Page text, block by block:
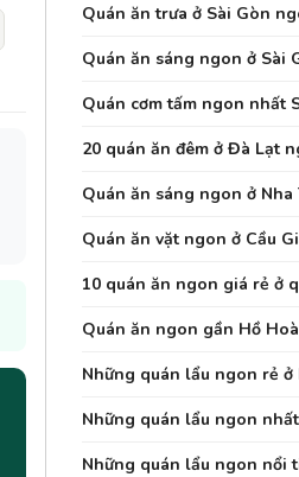
Quán ăn trưa ở Sài Gòn
Quán ăn sáng ngon ở Sài
Quán cơm tấm ngon nhất
20 quán ăn đêm ở Đà Lạt
Quán ăn sáng ngon ở Nha
Quán ăn vặt ngon ở Cầu
10 quán ăn ngon giá rẻ ở
Quán ăn ngon gần Hồ
Những quán lẩu ngon rẻ ở
Những quán lẩu ngon
Những quán lẩu ngon nổi